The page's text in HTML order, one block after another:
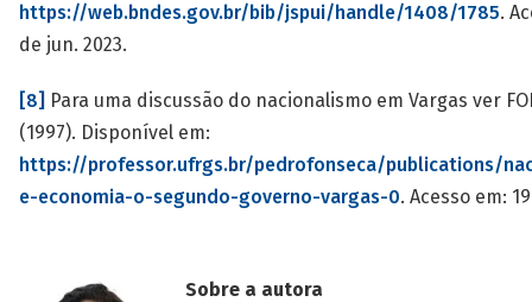
https://web.bndes.gov.br/bib/jspui/handle/1408/1785.
de jun. 2023.
[8] Para uma discussão do nacionalismo em Vargas ver
(1997). Disponível em:
https://professor.ufrgs.br/pedrofonseca/publications/
e-economia-o-segundo-governo-vargas-0. Acesso em:
Sobre a autora